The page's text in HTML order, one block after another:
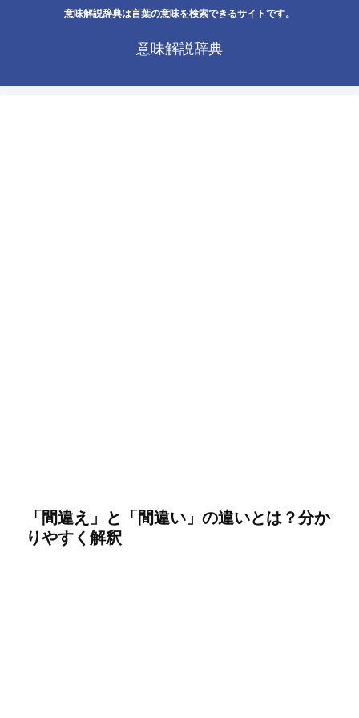
意味解説辞典は言葉の意味を検索できるサイトです。
意味解説辞典
「間違え」と「間違い」の違いとは？分か
りやすく解釈